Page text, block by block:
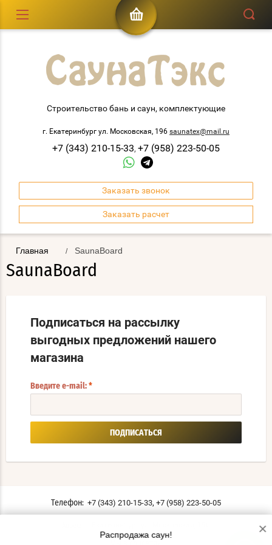
Строительство бань и саун, комплектующие
г. Екатеринбург ул. Московская, 196 saunatex@mail.ru
+7 (343) 210-15-33, +7 (958) 223-50-05
Заказать звонок
Заказать расчет
Главная / SaunaBoard
SaunaBoard
Подписаться на рассылку
выгодных предложений нашего
магазина
Введите e-mail: *
ПОДПИСАТЬСЯ
Телефон: +7 (343) 210-15-33, +7 (958) 223-50-05
Распродажа саун!
×